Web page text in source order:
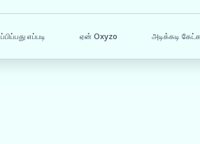
எப்படி ஏன் Oxyzo அடிக்கடி